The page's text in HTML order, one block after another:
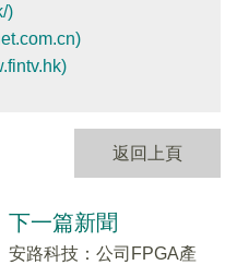
)
返回上頁
下一篇新聞
安路科技：公司FPGA產